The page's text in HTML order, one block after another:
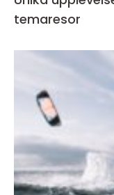
temaresor